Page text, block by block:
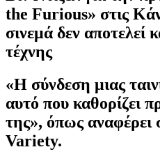
the Furious» στις
σινεμά δεν
τέχνης
«Η σύνδεση μιας
αυτό που καθορίζει
της», όπως αναφέρει
Variety.